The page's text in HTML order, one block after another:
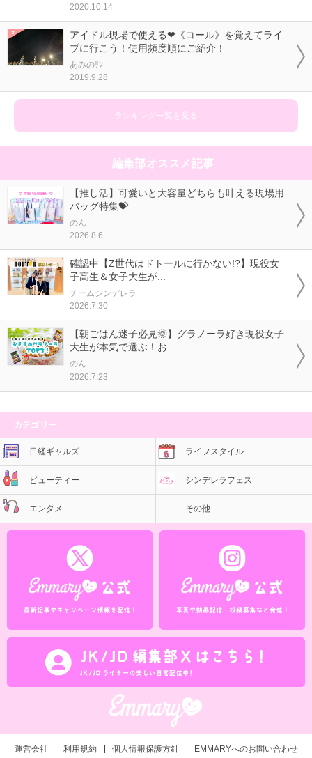
2020.10.14
アイドル現場で使える❤《コール》を覚えてライ
ブに行こう！使用頻度順にご紹介！
あみのｻﾝ
2019.9.28
ランキング一覧を見る
編集部オススメ記事
【推し活】可愛いと大容量どちらも叶える現場用
バッグ特集💝
のん
2026.8.6
確認中【Z世代はドトールに行かない!?】現役女
子高生＆女子大生が...
チームシンデレラ
2026.7.30
【朝ごはん迷子必見🌞】グラノーラ好き現役女子
大生が本気で選ぶ！お...
のん
2026.7.23
カテゴリー
日経ギャルズ ライフスタイル
ビューティー シンデレラフェス
エンタメ その他
運営会社 利用規約 個人情報保護方針 EMMARYへのお問い合わせ